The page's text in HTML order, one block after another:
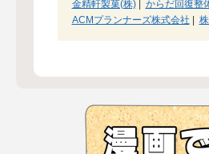
金精軒製菓(株)| からだ回復
ACMプランナーズ株式会社